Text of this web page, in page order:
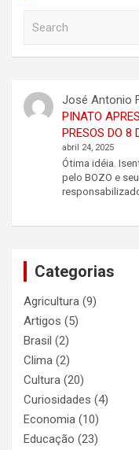
h
José Antonio
PINATO
PRESOS DO 8
abril 24, 2025
Ótima idéia.
pelo BOZO e
Categorias
Agricultura (9)
Artigos (5)
Brasil (2)
Clima (2)
Cultura (20)
Curiosidades (4)
Economia (10)
Educação (23)